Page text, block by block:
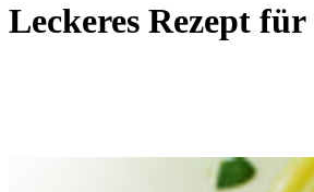
Leckeres Rezept für